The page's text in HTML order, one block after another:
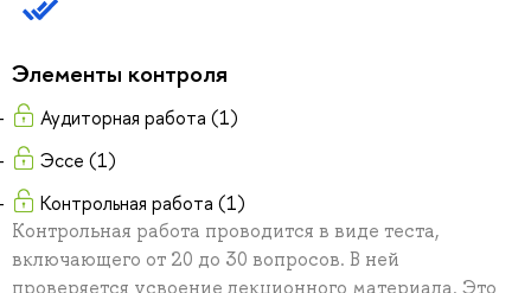
Элементы контроля
Аудиторная работа (1)
Эссе (1)
Контрольная работа (1)
Контрольная работа проводится в виде теста,
включающего от 20 до 30 вопросов. В ней
проверяется усвоение лекционного материала. Это